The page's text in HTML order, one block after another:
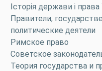
Історія держави і права
Правители,
политические деятели
Римское право
Советское
Теория государства и